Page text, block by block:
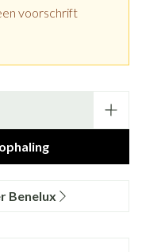
voorschrift
Benelux